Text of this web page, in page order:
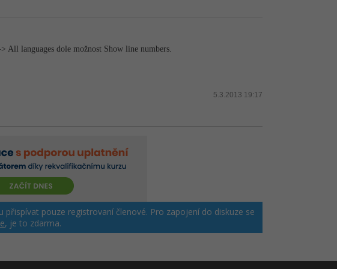
All languages dole možnost Show line numbers.
5.3.2013 19:17
pouze registrovaní členové. Pro zapojení do diskuze se
, je to zdarma.